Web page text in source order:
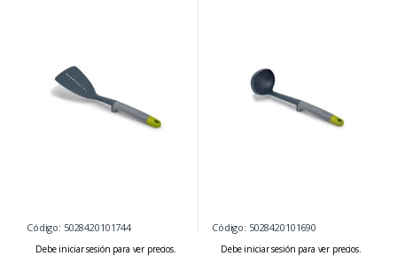
Código: 5028420101744
Debe iniciar sesión para ver precios.
Código: 5028420101690
Debe iniciar sesión para ver precios.